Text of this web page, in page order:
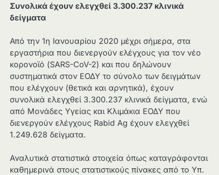
Συνολικά έχουν ελεγχθεί 3.300.237 κλινικά
δείγματα
Από την 1η Ιανουαρίου 2020 μέχρι σήμερα, στα
εργαστήρια που διενεργούν ελέγχους για τον νέο
κορονοϊό (SARS-CoV-2) και που δηλώνουν
συστηματικά στον ΕΟΔΥ το σύνολο των δειγμάτων
που ελέγχουν (θετικά και αρνητικά), έχουν
συνολικά ελεγχθεί 3.300.237 κλινικά δείγματα, ενώ
από Μονάδες Υγείας και Κλιμάκια ΕΟΔΥ που
διενεργούν ελέγχους Rabid Ag έχουν ελεγχθεί
1.249.628 δείγματα.
Αναλυτικά στατιστικά στοιχεία όπως καταγράφονται
καθημερινά στους στατιστικούς πίνακες από το Υπ.